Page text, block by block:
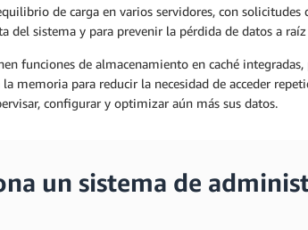
de carga en varios servidores, con
del sistema y para prevenir la pérdida de datos a
funciones de almacenamiento en caché
memoria para reducir la necesidad de acceder
configurar y optimizar aún más sus datos.
un sistema de